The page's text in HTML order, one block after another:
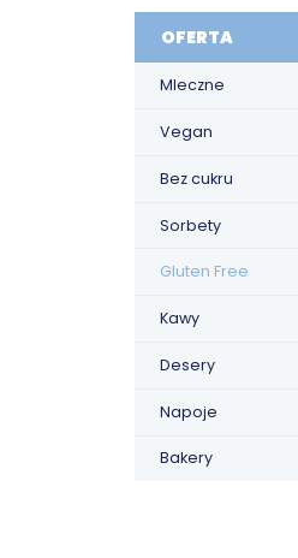
OFERTA
Mleczne
Vegan
Bez cukru
Sorbety
Gluten Free
Kawy
Desery
Napoje
Bakery